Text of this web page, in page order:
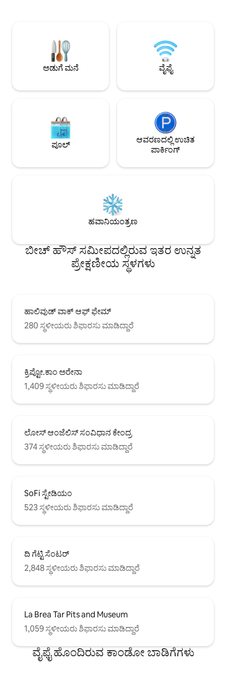
ಸೀಲಿಂಗ್ ಫ್ಯಾನ್‌ಗಳು - ಕೀಪ್ಯಾಡ್ ಸ್ವಯಂ ಚೆಕ್-ಇನ್ |
ಉಚಿತ ಪಾರ್ಕಿಂಗ್ (3 ಕಾರುಗಳವರೆಗೆ) | ವಾಷರ್
ಮತ್ತು ಡ್ರೈಯರ್
ಅನ್ನು ಹೊಂದಿದ್ದೇವೆ. *ಗಮನಿಸಿ: ಚಳಿಗಾಲದ
ತಿಂಗಳುಗಳಲ್ಲಿ,
ಮರಳು ಬರ್ಮ್ ಅನ್ನು
ನೆಲಮಹಡಿಯ ನೋಟದ
ಅಡುಗೆ ಮನೆ ವೈಫೈ
ಪೂಲ್
ಆವರಣದಲ್ಲಿ ಉಚಿತ
ಪಾರ್ಕಿಂಗ್
ಹವಾನಿಯಂತ್ರಣ
ಬೀಚ್ ಹೌಸ್ ಸಮೀಪದಲ್ಲಿರುವ ಇತರ ಉನ್ನತ
ಪ್ರೇಕ್ಷಣೀಯ ಸ್ಥಳಗಳು
ಹಾಲಿವುಡ್ ವಾಕ್ ಆಫ್ ಫೇಮ್
280 ಸ್ಥಳೀಯರು ಶಿಫಾರಸು ಮಾಡಿದ್ದಾರೆ
ಕ್ರಿಪ್ಟೋ.ಕಾಂ ಅರೇನಾ
1,409 ಸ್ಥಳೀಯರು ಶಿಫಾರಸು ಮಾಡಿದ್ದಾರೆ
ಲೋಸ್ ಆಂಜೆಲಿಸ್ ಸಂವಿಧಾನ ಕೇಂದ್ರ
374 ಸ್ಥಳೀಯರು ಶಿಫಾರಸು ಮಾಡಿದ್ದಾರೆ
SoFi ಸ್ಟೇಡಿಯಂ
523 ಸ್ಥಳೀಯರು ಶಿಫಾರಸು ಮಾಡಿದ್ದಾರೆ
ದಿ ಗೆಟ್ಟಿ ಸೆಂಟರ್
2,848 ಸ್ಥಳೀಯರು ಶಿಫಾರಸು ಮಾಡಿದ್ದಾರೆ
La Brea Tar Pits and Museum
1,059 ಸ್ಥಳೀಯರು ಶಿಫಾರಸು ಮಾಡಿದ್ದಾರೆ
ವೈಫೈ ಹೊಂದಿರುವ ಕಾಂಡೋ ಬಾಡಿಗೆಗಳು